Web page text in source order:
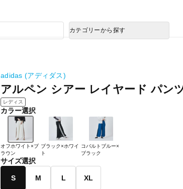
カテゴリーから探す
adidas (アディダス)
アルペン シアー レイヤード パン
レディス
カラー選択
オフホワイト×ブ
ラウン
ブラック×ホワイ
ト
コバルトブルー×
ブラック
サイズ選択
S M L XL